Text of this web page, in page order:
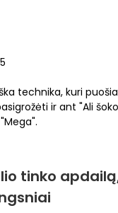
technika, kuri
ir ant "Ali
tinko